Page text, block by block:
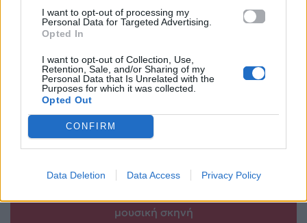
I want to opt-out of processing my
Personal Data for Targeted Advertising.
Opted In
I want to opt-out of Collection, Use,
Retention, Sale, and/or Sharing of my
Personal Data that Is Unrelated with the
Purposes for which it was collected.
Opted Out
CONFIRM
Data Deletion Data Access Privacy Policy
21.11.2024
Βιογραφικά
Καλλιτεχνών
και σημαντικές στιγμές
μουσική σκηνή